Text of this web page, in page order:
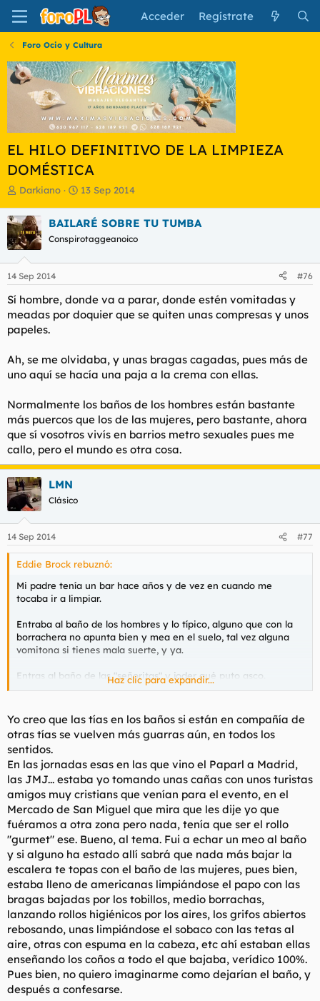
Acceder Regístrate
Foro Ocio y Cultura
EL HILO DEFINITIVO DE LA LIMPIEZA
DOMÉSTICA
I
i
c
i
a
d
o
d
e
l
e
m
a
Darkiano
F
h
a
e
i
c
13 Sep 2014
BAILARÉ SOBRE TU TUMBA
Conspirotaggeanoico
14 Sep 2014 #76
Sí hombre, donde va a parar, donde estén vomitadas y
meadas por doquier que se quiten unas compresas y unos
papeles.
Ah, se me olvidaba, y unas bragas cagadas, pues más de
uno aquí se hacía una paja a la crema con ellas.
Normalmente los baños de los hombres están bastante
más puercos que los de las mujeres, pero bastante, ahora
que sí vosotros vivís en barrios metro sexuales pues me
callo, pero el mundo es otra cosa.
LMN
Clásico
14 Sep 2014 #77
Eddie Brock rebuznó:
Mi padre tenía un bar hace años y de vez en cuando me
tocaba ir a limpiar.
Entraba al baño de los hombres y lo típico, alguno que con la
borrachera no apunta bien y mea en el suelo, tal vez alguna
vomitona si tienes mala suerte, y ya.
Entras al baño de las "señoritas" y joder qué puto asco.
Compresas usadas por el suelo (en el baño había una papelera
por el suelo (no sé si es porque lo ponen sobre la taza para
sentarse sin tocarla y luego pasan de tirarlo a la taza, pero casi
siempre había papel higiénico por todos sitios), incluso unas
bragas enmierdadas me encontré.
Por otro lado, la cocina del único piso compartido compuesto
únicamente por hembras que llegué a visitar estaba más
desordenada y sucia que la de cualquier otro piso de
estudiantes que yo haya visitado. No soy maniático del orden
ni la limpieza, pero ver cierto grado de desorden me hace
sentir mal. Planchas del pelo y un peine lleno de pelos en la
mesa de la cocina entre el pan y medio tomate, el microondas
con las paredes con lo que supongo serían trozos de comida
pegados... son animalitos. Luego ves a las ocupantes de ese
piso por la calle y van tan maquilladas y arregladitas que
parece mentira que vivan así.
Haz clic para expandir...
Yo creo que las tías en los baños si están en compañía de
otras tías se vuelven más guarras aún, en todos los
sentidos.
En las jornadas esas en las que vino el Paparl a Madrid,
las JMJ... estaba yo tomando unas cañas con unos turistas
amigos muy cristians que venían para el evento, en el
Mercado de San Miguel que mira que les dije yo que
fuéramos a otra zona pero nada, tenía que ser el rollo
"gurmet" ese. Bueno, al tema. Fui a echar un meo al baño
y si alguno ha estado allí sabrá que nada más bajar la
escalera te topas con el baño de las mujeres, pues bien,
estaba lleno de americanas limpiándose el papo con las
bragas bajadas por los tobillos, medio borrachas,
lanzando rollos higiénicos por los aires, los grifos abiertos
rebosando, unas limpiándose el sobaco con las tetas al
aire, otras con espuma en la cabeza, etc ahí estaban ellas
enseñando los coños a todo el que bajaba, verídico 100%.
Pues bien, no quiero imaginarme como dejarían el baño, y
después a confesarse.